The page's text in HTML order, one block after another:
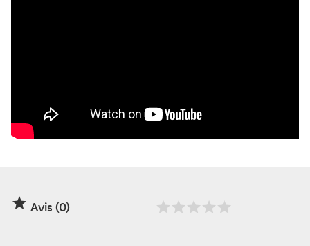
 Avis (0)